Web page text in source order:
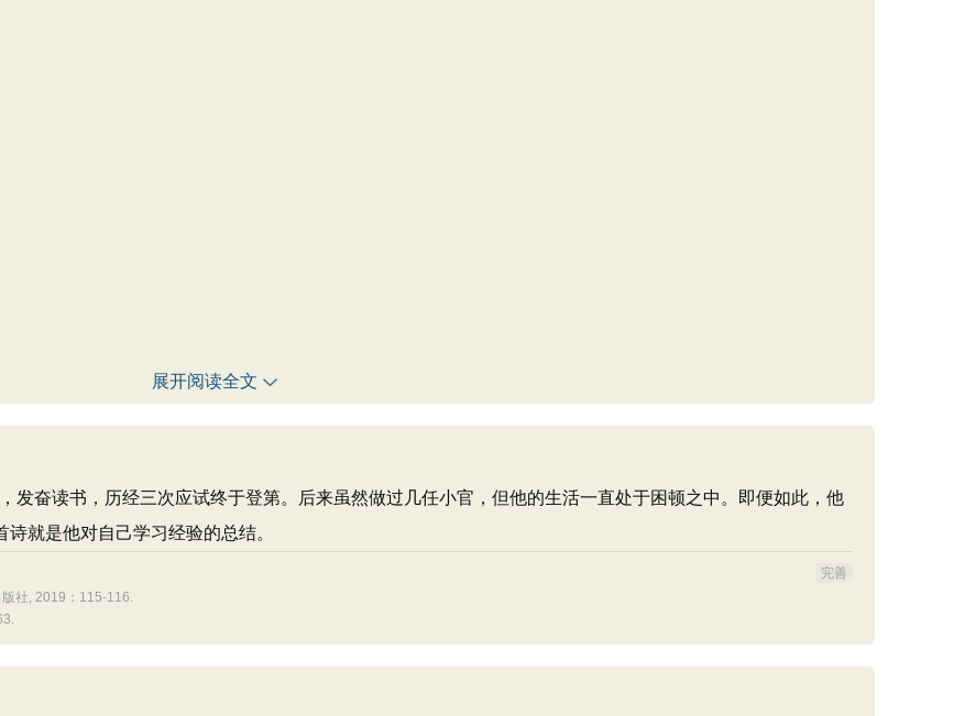
展开阅读全文
发奋读书，历经三次应试终于登第。后来虽然做过几任小官，但他的生活一直处于困顿之中。即便如此，他
诗就是他对自己学习经验的总结。
完善
社, 2019：115-116.